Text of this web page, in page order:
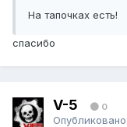
На тапочках есть!
спасибо
V-5 0
Опубликовано: